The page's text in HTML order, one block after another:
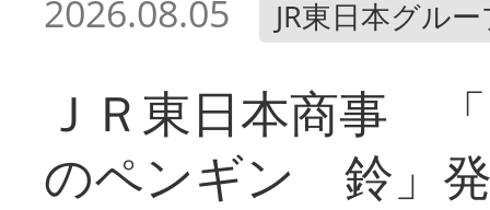
2026.08.05 JR東日本グル
ＪＲ東日本商事
のペンギン 鈴」